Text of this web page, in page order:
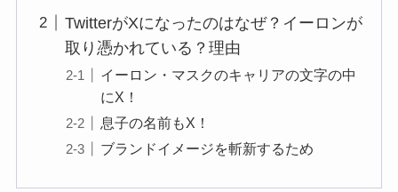
TwitterがXになったのはなぜ？イーロンが
取り憑かれている？理由
イーロン・マスクのキャリアの文字の中
にX！
息子の名前もX！
ブランドイメージを斬新するため